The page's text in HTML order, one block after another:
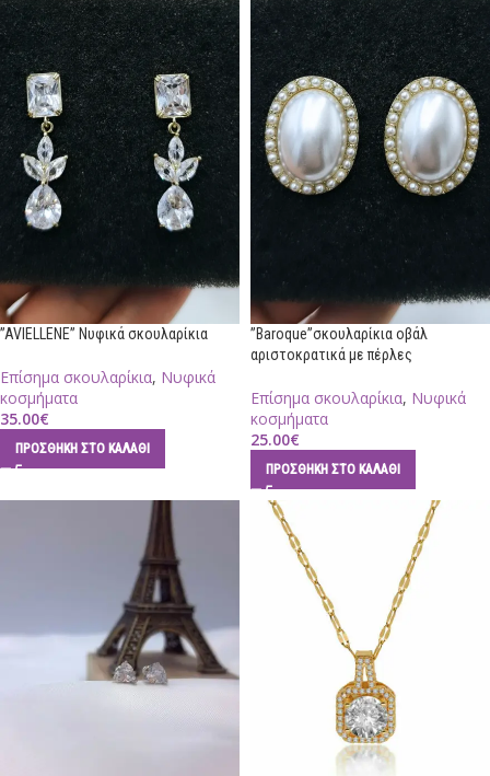
”AVIELLENE” Νυφικά σκουλαρίκια
Επίσημα σκουλαρίκια, Νυφικά
κοσμήματα
35.00€
ΠΡΟΣΘΉΚΗ ΣΤΟ ΚΑΛΆΘΙ
”Baroque”σκουλαρίκια οβάλ
αριστοκρατικά με πέρλες
Επίσημα σκουλαρίκια, Νυφικά
κοσμήματα
25.00€
ΠΡΟΣΘΉΚΗ ΣΤΟ ΚΑΛΆΘΙ